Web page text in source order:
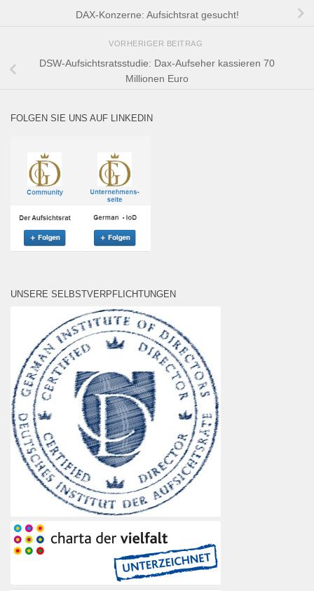
DAX-Konzerne: Aufsichtsrat gesucht!
VORHERIGER BEITRAG
DSW-Aufsichtsratsstudie: Dax-Aufseher kassieren 70
Millionen Euro
FOLGEN SIE UNS AUF LINKEDIN
UNSERE SELBSTVERPFLICHTUNGEN